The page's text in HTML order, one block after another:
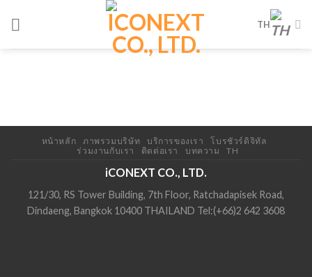
TH
หน้าหลัก ภาพรวมบริษัท บริการของเรา
โบรชัวร์ดิจิทัล
ร่วมงานกับเรา
ติดต่อเรา บทความ TH
iCONEXT CO., LTD.
121/30, RS Tower Building, 7th Floor, Ratchadapisek Road,
Dindaeng, Bangkok 10400 THAILAND Tel:(+66)2 642 3608